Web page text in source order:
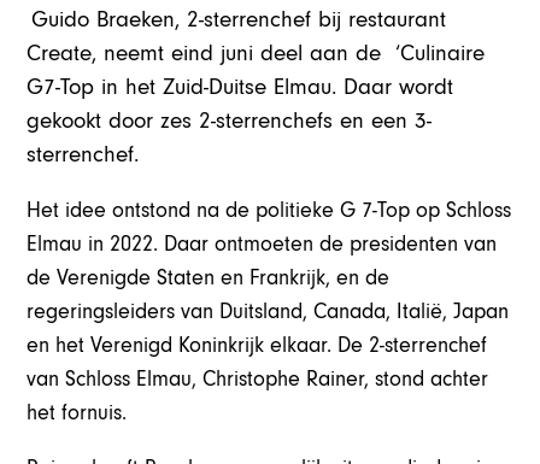
Guido Braeken, 2-sterrenchef bij restaurant
Create, neemt eind juni deel aan de ‘Culinaire
G7-Top in het Zuid-Duitse Elmau. Daar wordt
gekookt door zes 2-sterrenchefs en een 3-
sterrenchef.
Het idee ontstond na de politieke G 7-Top op Schloss
Elmau in 2022. Daar ontmoeten de presidenten van
de Verenigde Staten en Frankrijk, en de
regeringsleiders van Duitsland, Canada, Italië, Japan
en het Verenigd Koninkrijk elkaar. De 2-sterrenchef
van Schloss Elmau, Christophe Rainer, stond achter
het fornuis.